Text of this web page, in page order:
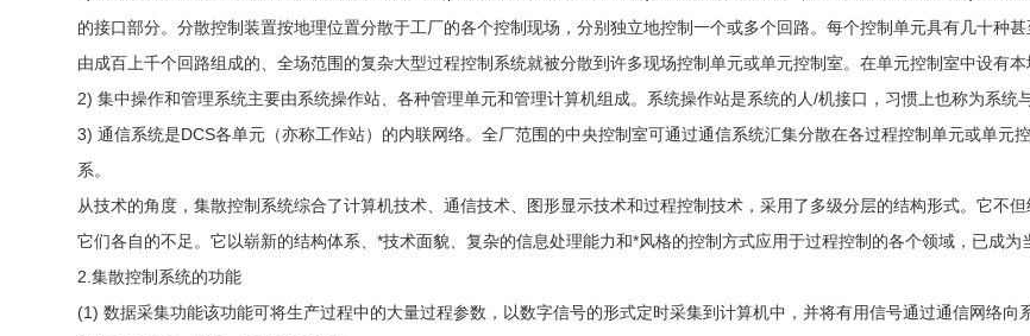
的接口部分。分散控制装置按地理位置分散于工厂的各个控制现场，分别独立地控制一个或多个回路。每个控制单元具有几十种
由成百上千个回路组成的、全场范围的复杂大型过程控制系统就被分散到许多现场控制单元或单元控制室。在单元控制室中设有本
2) 集中操作和管理系统主要由系统操作站、各种管理单元和管理计算机组成。系统操作站是系统的人/机接口，习惯上也称为系统
3) 通信系统是DCS各单元（亦称工作站）的内联网络。全厂范围的中央控制室可通过通信系统汇集分散在各过程控制单元或单
系。
从技术的角度，集散控制系统综合了计算机技术、通信技术、图形显示技术和过程控制技术，采用了多级分层的结构形式。它不
它们各自的不足。它以崭新的结构体系、*技术面貌、复杂的信息处理能力和*风格的控制方式应用于过程控制的各个领域，已成为
2.集散控制系统的功能
(1) 数据采集功能该功能可将生产过程中的大量过程参数，以数字信号的形式定时采集到计算机中，并将有用信号通过通信网络